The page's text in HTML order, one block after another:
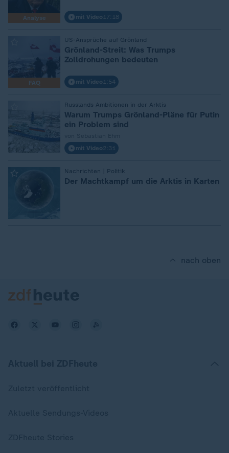
Analyse mit Video 17:18
FAQ
US-Ansprüche auf Grönland
Grönland-Streit: Was Trumps
Zolldrohungen bedeuten
mit Video 1:54
Russlands Ambitionen in der Arktis
Warum Trumps Grönland-Pläne für Putin
ein Problem sind
mit Video2:31
Nachrichten | Politik
Der Machtkampf um die Arktis in Karten
nach oben